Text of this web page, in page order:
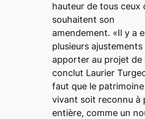
hauteur de tous ceux
souhaitent son
amendement. «Il y a
plusieurs ajustements
apporter au projet de
conclut Laurier
faut que le patrimoine
vivant soit reconnu à
entière, comme un